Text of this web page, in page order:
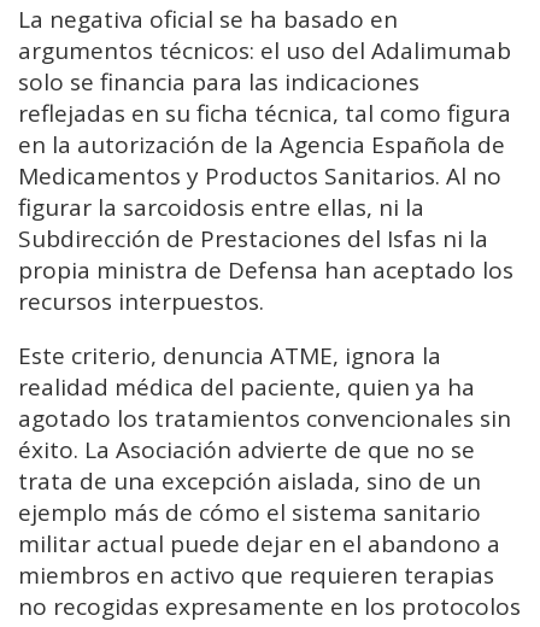
La negativa oficial se ha basado en
argumentos técnicos: el uso del Adalimumab
solo se financia para las indicaciones
reflejadas en su ficha técnica, tal como figura
en la autorización de la Agencia Española de
Medicamentos y Productos Sanitarios. Al no
figurar la sarcoidosis entre ellas, ni la
Subdirección de Prestaciones del Isfas ni la
propia ministra de Defensa han aceptado los
recursos interpuestos.
Este criterio, denuncia ATME, ignora la
realidad médica del paciente, quien ya ha
agotado los tratamientos convencionales sin
éxito. La Asociación advierte de que no se
trata de una excepción aislada, sino de un
ejemplo más de cómo el sistema sanitario
militar actual puede dejar en el abandono a
miembros en activo que requieren terapias
no recogidas expresamente en los protocolos